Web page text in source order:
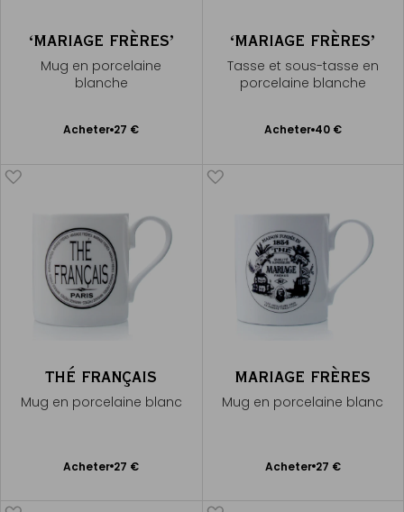
‘MARIAGE FRÈRES’
Mug en porcelaine
blanche
Acheter 27 €
Ajouter
‘MARIAGE FRÈRES’
Tasse et sous-tasse en
porcelaine blanche
Acheter 40 €
Ajouter
THÉ FRANÇAIS
Mug en porcelaine blanc
Acheter 27 €
Ajouter
MARIAGE FRÈRES
Mug en porcelaine blanc
Acheter 27 €
Ajouter